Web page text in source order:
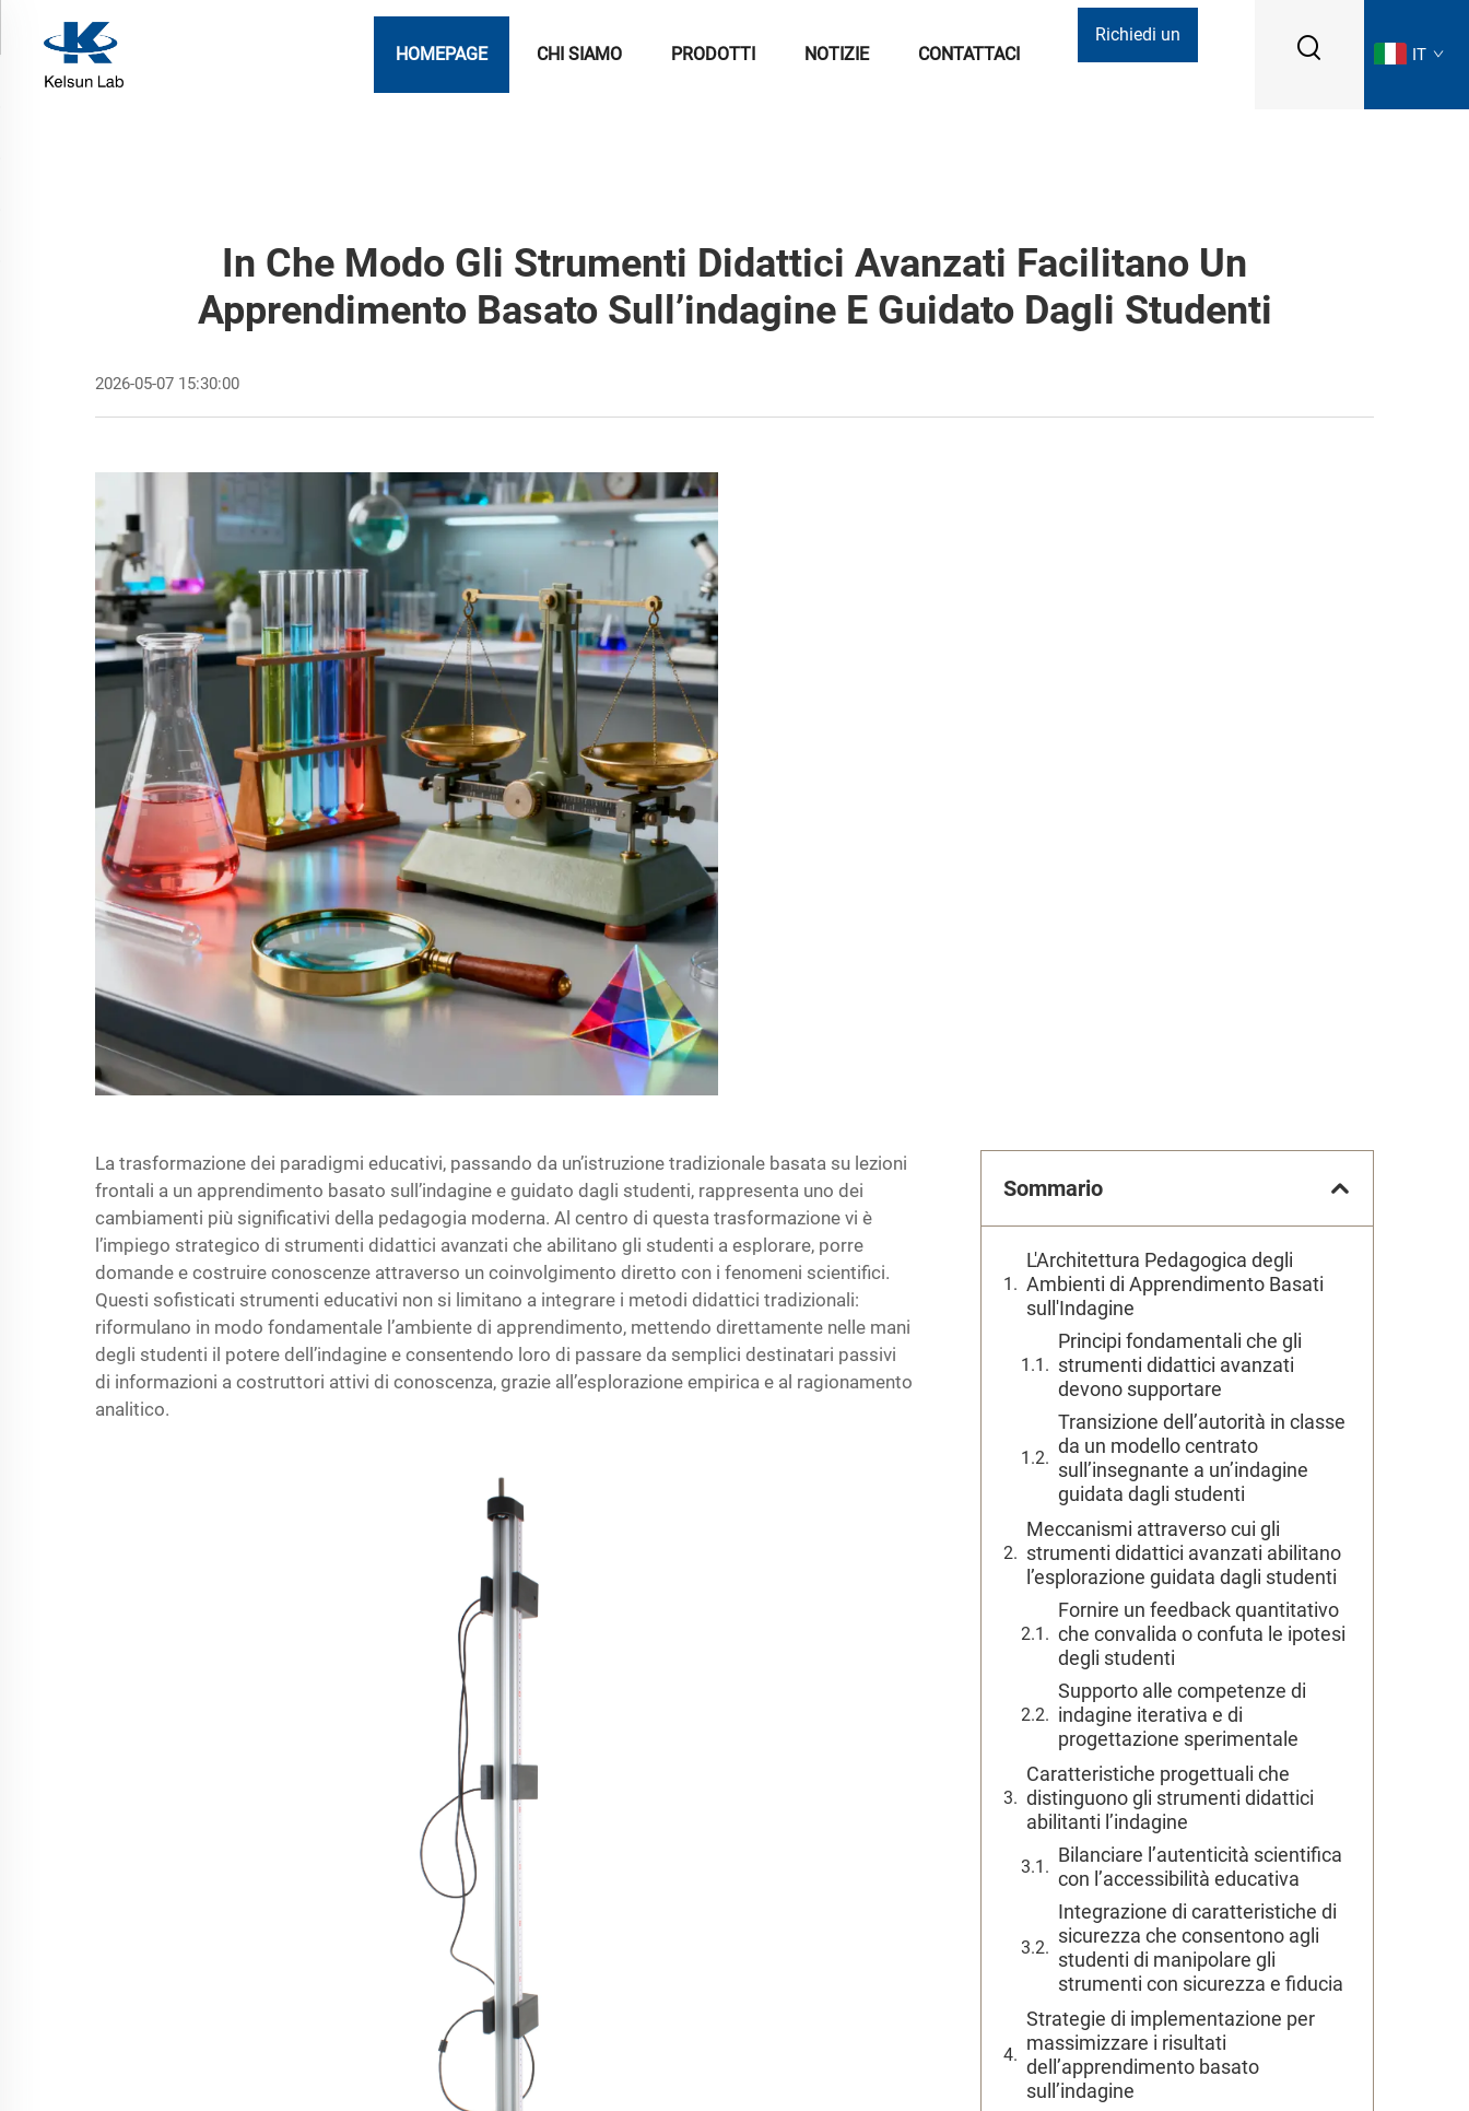
HOMEPAGE CHI SIAMO PRODOTTI NOTIZIE CONTATTACI
Richiedi un
IT
In Che Modo Gli Strumenti Didattici Avanzati Facilitano Un
Apprendimento Basato Sull’indagine E Guidato Dagli Studenti
2026-05-07 15:30:00
La trasformazione dei paradigmi educativi, passando da un’istruzione tradizionale basata su lezioni
frontali a un apprendimento basato sull’indagine e guidato dagli studenti, rappresenta uno dei
cambiamenti più significativi della pedagogia moderna. Al centro di questa trasformazione vi è
l’impiego strategico di strumenti didattici avanzati che abilitano gli studenti a esplorare, porre
domande e costruire conoscenze attraverso un coinvolgimento diretto con i fenomeni scientifici.
Questi sofisticati strumenti educativi non si limitano a integrare i metodi didattici tradizionali:
riformulano in modo fondamentale l’ambiente di apprendimento, mettendo direttamente nelle mani
degli studenti il potere dell’indagine e consentendo loro di passare da semplici destinatari passivi
di informazioni a costruttori attivi di conoscenza, grazie all’esplorazione empirica e al ragionamento
analitico.
Sommario
L'Architettura Pedagogica degli
Ambienti di Apprendimento Basati
sull'Indagine
Principi fondamentali che gli
strumenti didattici avanzati
devono supportare
Transizione dell’autorità in classe
da un modello centrato
sull’insegnante a un’indagine
guidata dagli studenti
Meccanismi attraverso cui gli
strumenti didattici avanzati abilitano
l’esplorazione guidata dagli studenti
Fornire un feedback quantitativo
che convalida o confuta le ipotesi
degli studenti
Supporto alle competenze di
indagine iterativa e di
progettazione sperimentale
Caratteristiche progettuali che
distinguono gli strumenti didattici
abilitanti l’indagine
Bilanciare l’autenticità scientifica
con l’accessibilità educativa
Integrazione di caratteristiche di
sicurezza che consentono agli
studenti di manipolare gli
strumenti con sicurezza e fiducia
Strategie di implementazione per
massimizzare i risultati
dell’apprendimento basato
sull’indagine